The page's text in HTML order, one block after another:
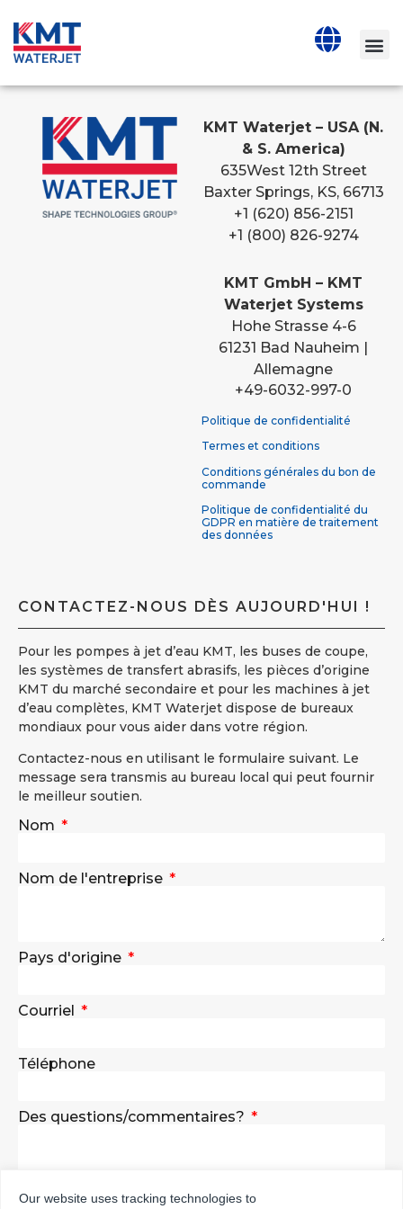
KMT Waterjet – USA (N.
& S. America)
635West 12th Street
Baxter Springs, KS, 66713
+1 (620) 856-2151
+1 (800) 826-9274
KMT GmbH – KMT
Waterjet Systems
Hohe Strasse 4-6
61231 Bad Nauheim |
Allemagne
+49-6032-997-0
Politique de confidentialité
Termes et conditions
Conditions générales du bon de
commande
Politique de confidentialité du
GDPR en matière de traitement
des données
CONTACTEZ-NOUS DÈS AUJOURD'HUI !
Pour les pompes à jet d’eau KMT, les buses de coupe,
les systèmes de transfert abrasifs, les pièces d’origine
KMT du marché secondaire et pour les machines à jet
d’eau complètes, KMT Waterjet dispose de bureaux
mondiaux pour vous aider dans votre région.
Contactez-nous en utilisant le formulaire suivant. Le
message sera transmis au bureau local qui peut fournir
le meilleur soutien.
Nom
Nom de l'entreprise
Pays d'origine
Courriel
Téléphone
Des questions/commentaires?
Our website uses tracking technologies to